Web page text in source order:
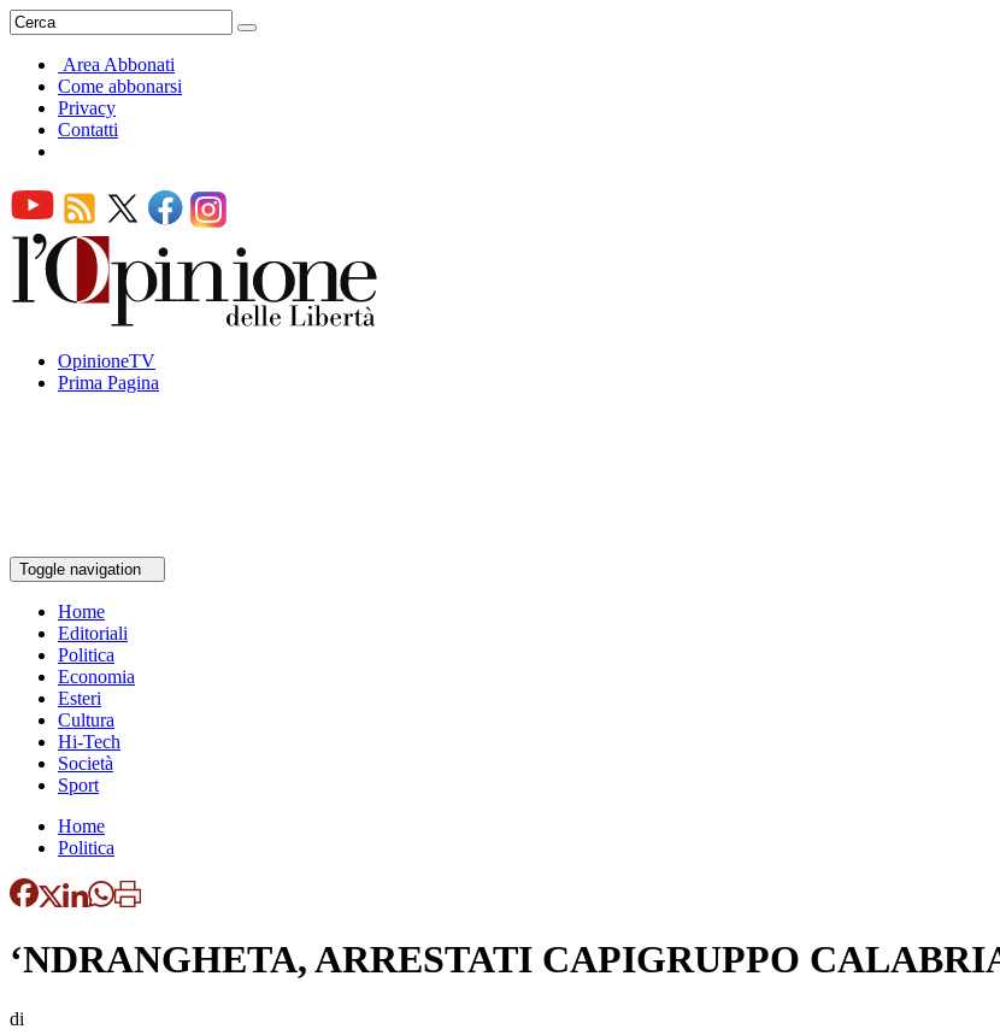
Area Abbonati
Come abbonarsi
Privacy
Contatti
OpinioneTV
Prima Pagina
Toggle navigation
Home
Editoriali
Politica
Economia
Esteri
Cultura
Hi-Tech
Società
Sport
Home
Politica
‘NDRANGHETA, ARRESTATI CAPIGRUPPO
di